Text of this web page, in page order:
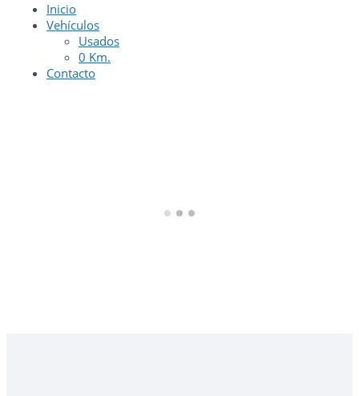
Inicio
Vehículos
Usados
0 Km.
Contacto